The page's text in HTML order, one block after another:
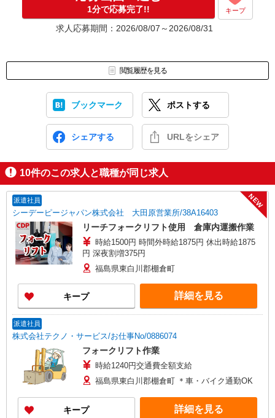
1分で応募完了!! キープ
求人応募期間：2026/08/07～2026/08/31
閲覧履歴を見る
ブックマーク ポストする
シェアする URLをシェア
10件のこの求人と職種が同じ求人
派遣社員
シーデーピージャパン株式会社 大田原営業所/38A16403
NEW
リーチフォークリフト使用 倉庫内運搬作業
時給1500円 時間外時給1875円 休出時給1875
円 深夜割増375円
福島県東白川郡棚倉町
キープ 詳細を見る
派遣社員
株式会社テクノ・サービス/お仕事No/0886074
フォークリフト作業
時給1240円交通費全額支給
福島県東白川郡棚倉町 ＊車・バイク通勤OK
キープ 詳細を見る